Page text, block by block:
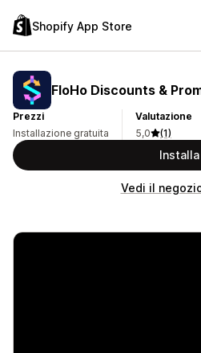
Shopify App Store
FloHo Discounts &
Prezzi
Installazione gratuita
Valutazione
5,0
(1)
Installa
Vedi il